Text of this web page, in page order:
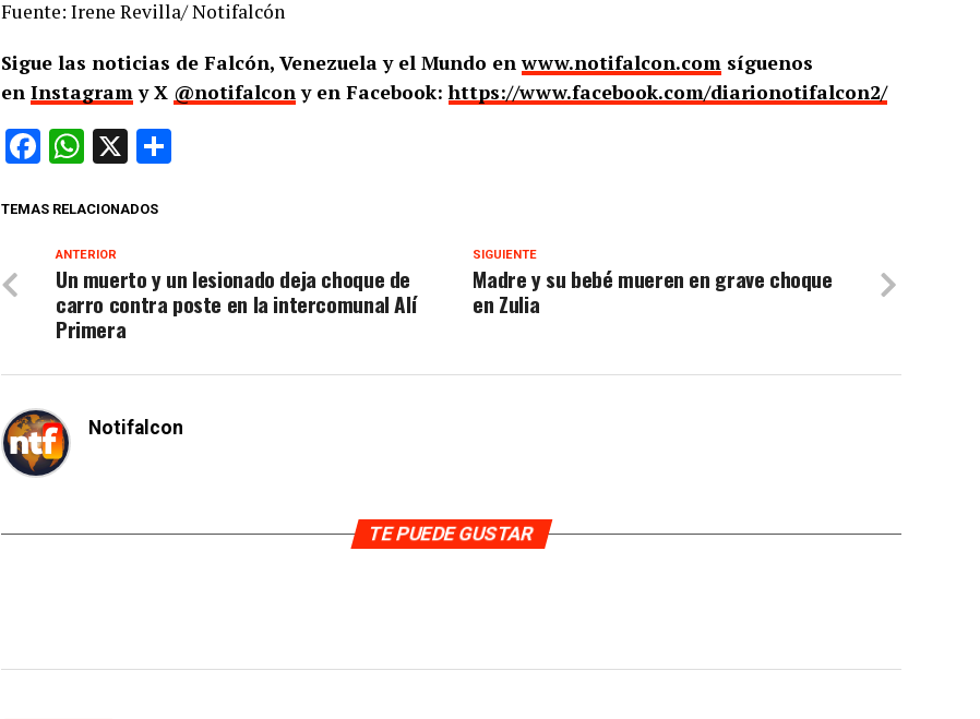
Fuente: Irene Revilla/ Notifalcón
Sigue las noticias de Falcón, Venezuela y el Mundo enwww.notifalcon.com síguenos
en Instagramy X @notifalcony en Facebook:https://www.facebook.com/diarionotifalcon2/
Facebook
WhatsApp
X
TEMAS RELACIONADOS
SIGUIENTE
Madre y su bebé mueren en grave choque
en Zulia
ANTERIOR
Un muerto y un lesionado deja choque de
carro contra poste en la intercomunal Alí
Primera
Notifalcon
TE PUEDE GUSTAR